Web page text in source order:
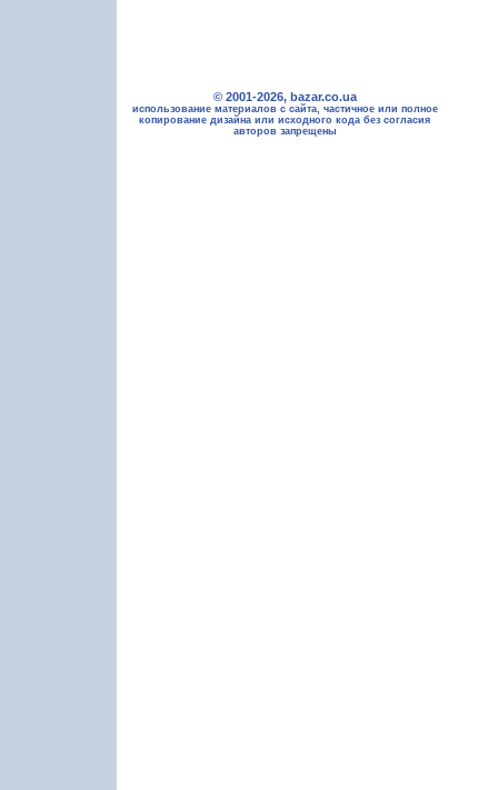
© 2001-2026, bazar.co.ua
использование материалов с сайта, частичное или полное
копирование дизайна или исходного кода без согласия
авторов запрещены